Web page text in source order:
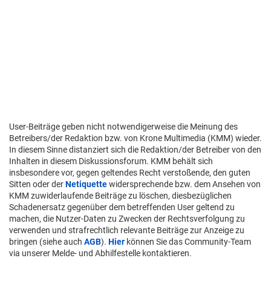
Inhalten in diesem Diskussionsforum. KMM behält sich
insbesondere vor, gegen geltendes Recht verstoßende, den guten
Sitten oder derNetiquettewidersprechende bzw. dem Ansehen von
KMM zuwiderlaufende Beiträge zu löschen, diesbezüglichen
Schadenersatz gegenüber dem betreffenden User geltend zu
machen, die Nutzer-Daten zu Zwecken der Rechtsverfolgung zu
verwenden und strafrechtlich relevante Beiträge zur Anzeige zu
bringen (siehe auchAGB). Hierkönnen Sie das Community-Team
via unserer Melde- und Abhilfestelle kontaktieren.